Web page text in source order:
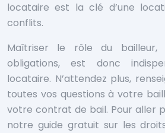
locataire est la clé d’une
conflits.
Maîtriser le rôle du
obligations, est donc
locataire. N’attendez plus,
toutes vos questions à votre
votre contrat de bail. Pour aller
notre guide gratuit sur les